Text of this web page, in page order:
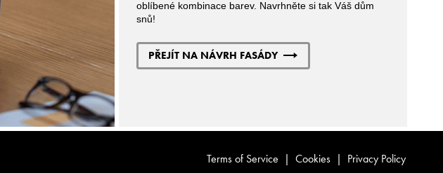
oblíbené kombinace barev. Navrhněte si tak Váš dům
snů!
PŘEJÍT NA NÁVRH FASÁDY
Terms of Service | Cookies | Privacy Policy